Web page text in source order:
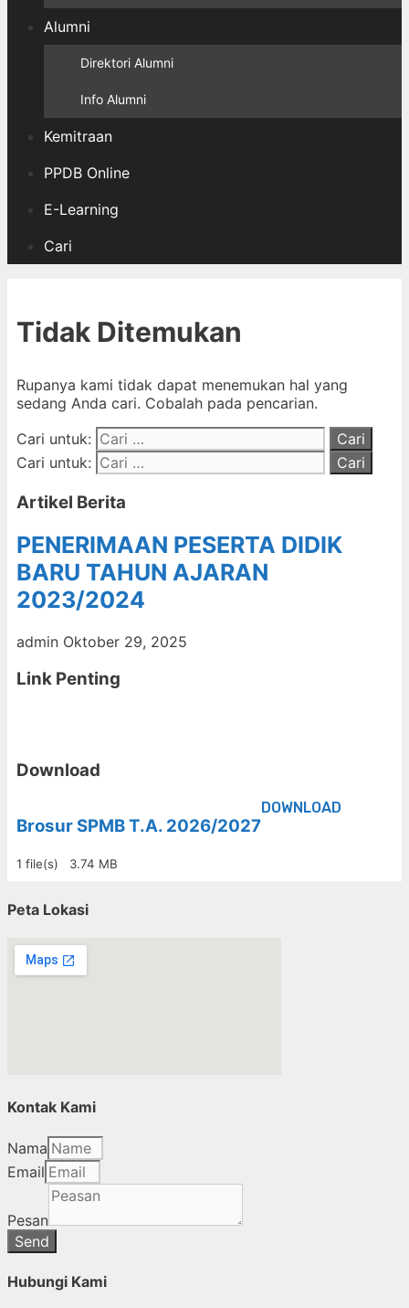
Alumni
Direktori Alumni
Info Alumni
Kemitraan
PPDB Online
E-Learning
Cari
Tidak Ditemukan
Rupanya kami tidak dapat menemukan hal yang
sedang Anda cari. Cobalah pada pencarian.
Cari untuk:
Cari untuk:
Artikel Berita
PENERIMAAN PESERTA DIDIK
BARU TAHUN AJARAN
2023/2024
admin Oktober 29, 2025
Link Penting
Download
Brosur SPMB T.A. 2026/2027
1 file(s) 3.74 MB
DOWNLOAD
Peta Lokasi
Kontak Kami
Nama
Email
Pesan
Send
Hubungi Kami